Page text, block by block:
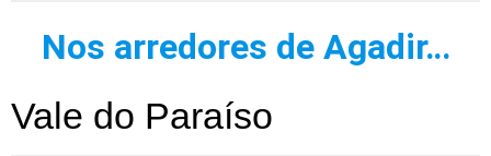
Nos arredores de Agadir…
Vale do Paraíso